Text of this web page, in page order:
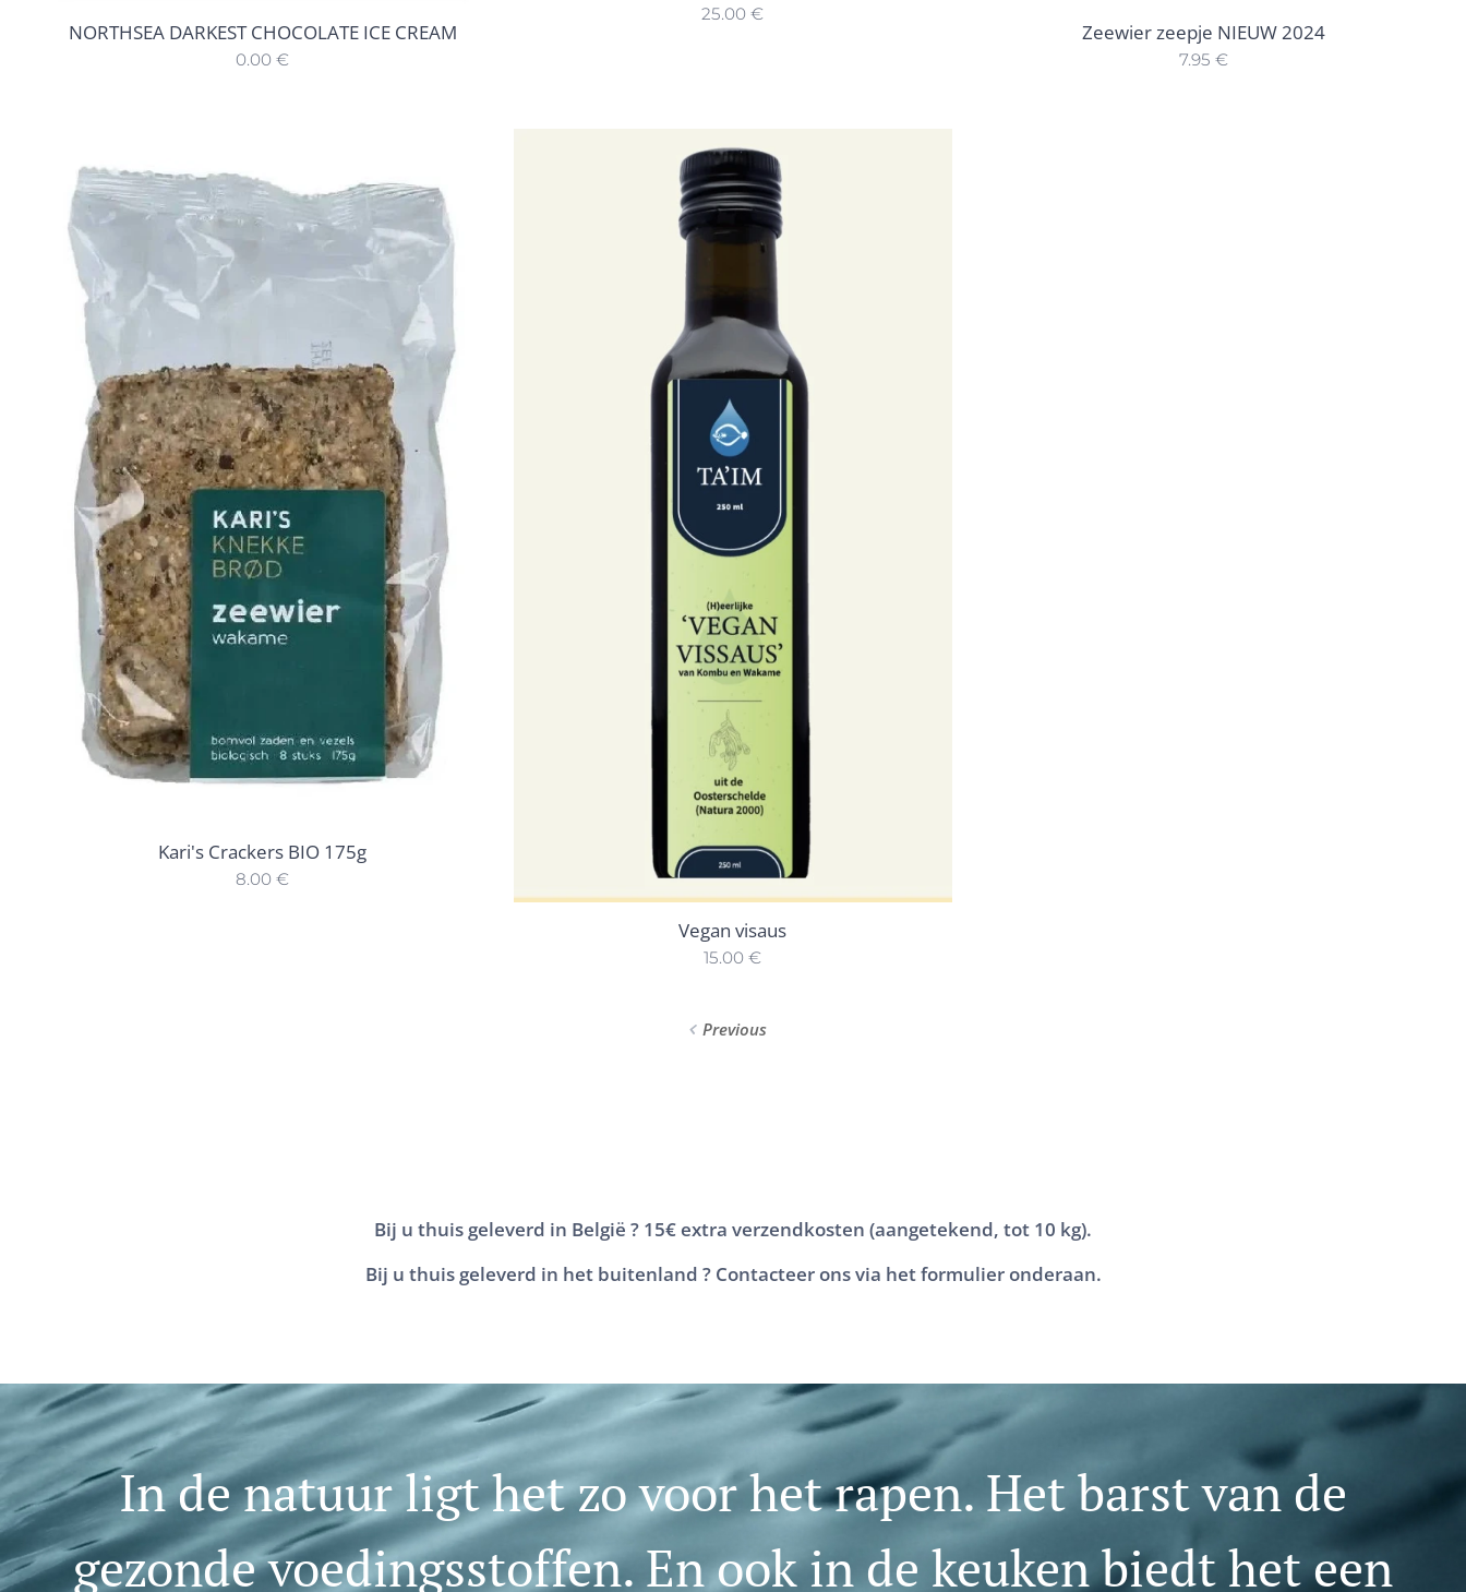
NORTHSEA DARKEST CHOCOLATE ICE CREAM
0.00 €
25.00 €
Zeewier zeepje NIEUW 2024
7.95 €
Kari's Crackers BIO 175g
8.00 €
Vegan visaus
15.00 €
Previous
Bij u thuis geleverd in België ? 15€ extra verzendkosten (aangetekend, tot 10 kg).
Bij u thuis geleverd in het buitenland ? Contacteer ons via het formulier onderaan.
In de natuur ligt het zo voor het rapen. Het barst van de
gezonde voedingsstoffen. En ook in de keuken biedt het een